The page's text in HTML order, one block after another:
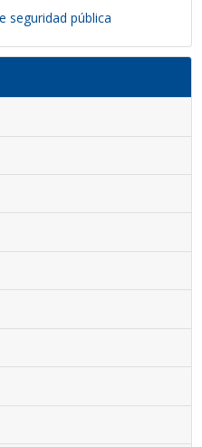
seguridad pública